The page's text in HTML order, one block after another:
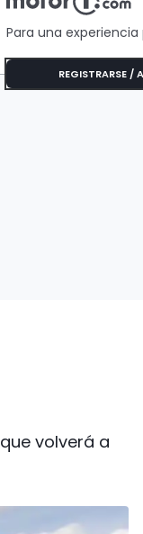
Para una experiencia
REGISTRARSE /
volverá a